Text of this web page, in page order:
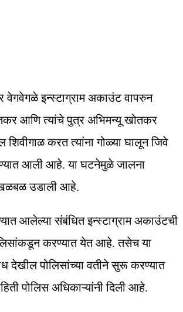
वेगवेगळे इन्स्टाग्राम अकाउंट वापरुन
आणि त्यांचे पुत्र अभिमन्यू खोतकर
शिवीगाळ करत त्यांना गोळ्या घालून जिवे
आली आहे. या घटनेमुळे जालना
उडाली आहे.
आलेल्या संबंधित इन्स्टाग्राम अकाउंटची
करण्यात येत आहे. तसेच या
देखील पोलिसांच्या वतीने सुरू करण्यात
पोलिस अधिकाऱ्यांनी दिली आहे.